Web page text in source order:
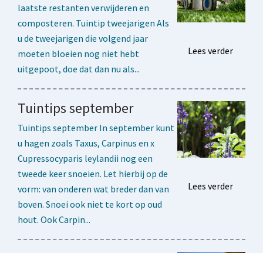
laatste restanten verwijderen en
composteren. Tuintip tweejarigen Als
u de tweejarigen die volgend jaar
moeten bloeien nog niet hebt
uitgepoot, doe dat dan nu als...
Lees verder
Tuintips september
Tuintips september In september kunt
u hagen zoals Taxus, Carpinus en x
Cupressocyparis leylandii nog een
tweede keer snoeien. Let hierbij op de
vorm: van onderen wat breder dan van
boven. Snoei ook niet te kort op oud
hout. Ook Carpin...
Lees verder